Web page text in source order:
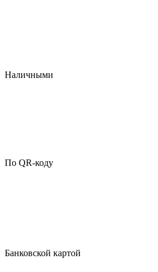
Наличными
По QR-коду
Банковской картой